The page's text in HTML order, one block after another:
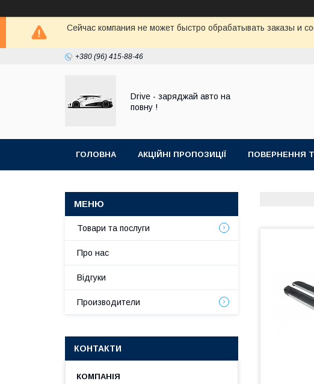
Сейчас компания не может быстро обрабатывать заказы и
+380 (96) 415-88-46
Drive - заряджай авто на
повну !
ГОЛОВНА АКЦІЙНІ ПРОПОЗИЦІЇ ПОВЕРНЕННЯ
Товари та послуги
Про нас
Відгуки
Производители
КОНТАКТИ